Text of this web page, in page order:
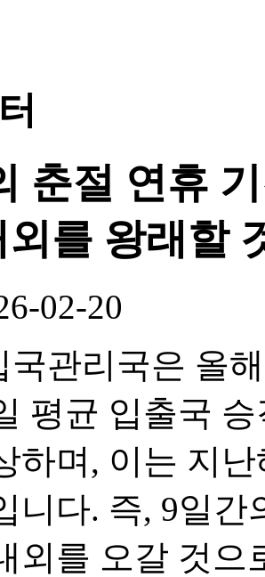
춘절 연휴
외를 왕래할
02-20
국관리국은 올
평균 입출국
하며, 이는 지
니다. 즉, 9일간
외를 오갈 것으